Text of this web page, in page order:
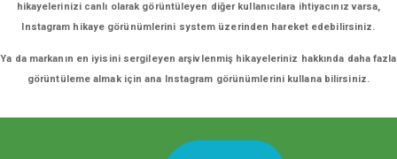
hikayelerinizi canlı olarak görüntüleyen diğer kullanıcılara ihtiyacınız varsa,
Instagram hikaye görünümlerini system üzerinden hareket edebilirsiniz.
Ya da markanın en iyisini sergileyen arşivlenmiş hikayeleriniz hakkında daha fazla
görüntüleme almak için ana Instagram görünümlerini kullana bilirsiniz.